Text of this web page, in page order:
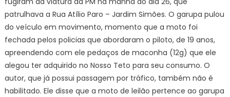
patrulhava a Rua Atílio Paro – Jardim Simões. O garupa pulou
do veículo em movimento, momento que a moto foi
fechada pelos policias que abordaram o piloto, de 19 anos,
apreendendo com ele pedaços de maconha (12g) que ele
alegou ter adquirido no Nosso Teto para seu consumo. O
autor, que já possui passagem por tráfico, também não é
habilitado. Ele disse que a moto de leilão pertence ao garupa